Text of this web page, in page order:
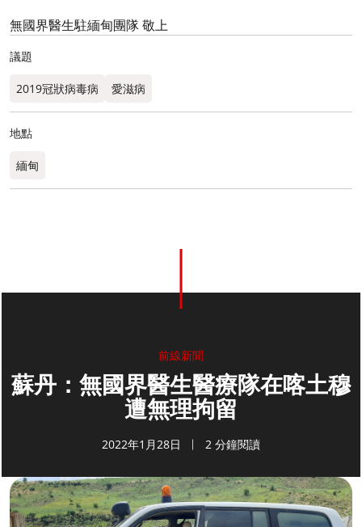
無國界醫生駐緬甸團隊 敬上
議題
2019冠狀病毒病 愛滋病
地點
緬甸
前線新聞
蘇丹：無國界醫生醫療隊在喀土穆
遭無理拘留
2022年1月28日 2 分鐘閱讀